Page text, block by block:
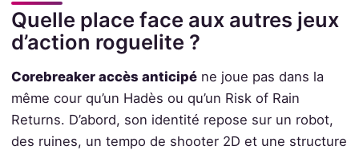
Quelle place face aux autres jeux
d’action roguelite ?
Corebreaker accès anticipéne joue pas dans la
même cour qu’un Hadès ou qu’un Risk of Rain
Returns. D’abord, son identité repose sur un robot,
des ruines, un tempo de shooter 2D et une structure